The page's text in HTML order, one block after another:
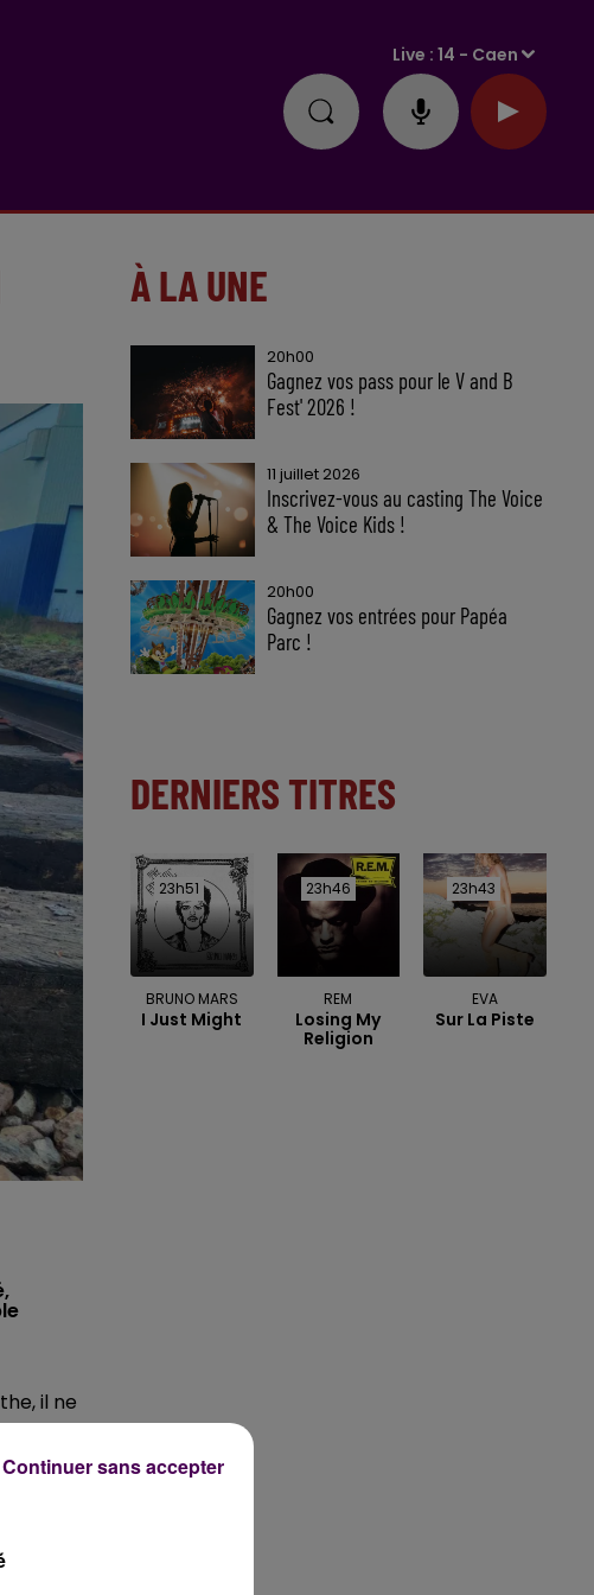
Live :14 - Caen
il ne
la gare
la
À LA UNE
20h00
Gagnez vos pass pour le V and B
Fest' 2026 !
11 juillet 2026
Inscrivez-vous au casting The Voice
& The Voice Kids !
20h00
Gagnez vos entrées pour Papéa
Parc !
DERNIERS TITRES
23h51
23h51
BRUNO MARS
I Just Might
23h46
23h46
REM
Losing My
Religion
23h43
23h43
EVA
Sur La Piste
Continuer sans accepter